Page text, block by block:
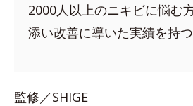
2000人以上のニキビに悩む
添い改善に導いた実績を持つ
監修／SHIGE